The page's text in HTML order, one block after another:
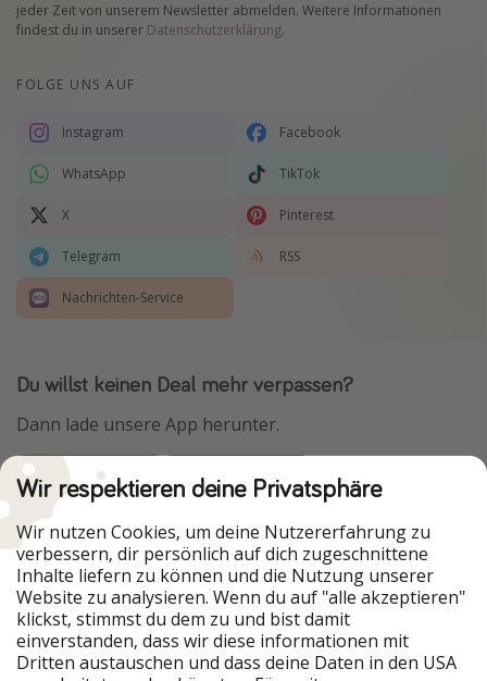
jeder Zeit von unserem Newsletter abmelden. Weitere Informationen
findest du in unserer Datenschutzerklärung.
FOLGE UNS AUF
Instagram Facebook
WhatsApp TikTok
X Pinterest
Telegram RSS
Nachrichten-Service
Du willst keinen Deal mehr verpassen?
Dann lade unsere App herunter.
Urlaubspiraten ist Teil der HolidayPirates Group
Unsere Märkte
PiratinViaggio
HolidayPirates
VakantiePiraten
WakacyjniPiraci
VoyagesPirates
Ferienpiraten
Urlaubspiraten
ViajerosPiratas
Wir respektieren deine Privatsphäre
Wir nutzen Cookies, um deine Nutzererfahrung zu
verbessern, dir persönlich auf dich zugeschnittene
Inhalte liefern zu können und die Nutzung unserer
Website zu analysieren. Wenn du auf "alle akzeptieren"
klickst, stimmst du dem zu und bist damit
einverstanden, dass wir diese informationen mit
Dritten austauschen und dass deine Daten in den USA